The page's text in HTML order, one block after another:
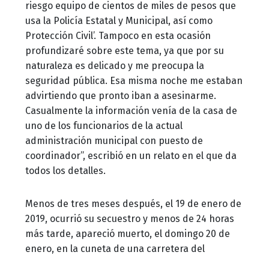
riesgo equipo de cientos de miles de pesos que
usa la Policía Estatal y Municipal, así como
Protección Civil’. Tampoco en esta ocasión
profundizaré sobre este tema, ya que por su
naturaleza es delicado y me preocupa la
seguridad pública. Esa misma noche me estaban
advirtiendo que pronto iban a asesinarme.
Casualmente la información venía de la casa de
uno de los funcionarios de la actual
administración municipal con puesto de
coordinador”, escribió en un relato en el que da
todos los detalles.
Menos de tres meses después, el 19 de enero de
2019, ocurrió su secuestro y menos de 24 horas
más tarde, apareció muerto, el domingo 20 de
enero, en la cuneta de una carretera del